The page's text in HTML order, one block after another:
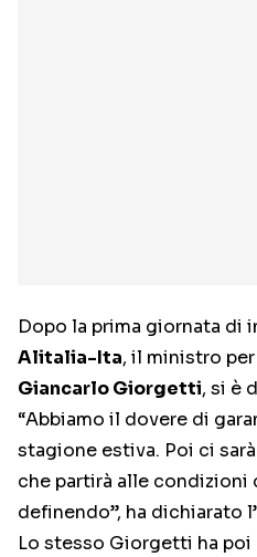
Dopo la prima giornata di
Alitalia-Ita, il ministro
Giancarlo Giorgetti, si è
“Abbiamo il dovere di
stagione estiva. Poi ci
che partirà alle condizioni
definendo”, ha dichiarato
Lo stesso Giorgetti ha poi